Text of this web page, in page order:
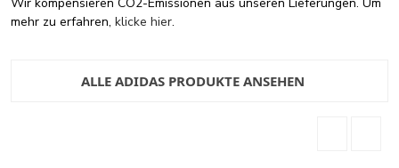
mehr zu erfahren, klicke hier.
ALLE ADIDAS PRODUKTE ANSEHEN